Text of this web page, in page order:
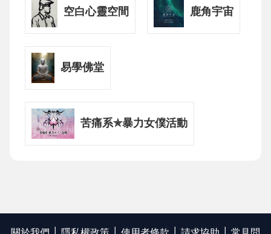
空白心靈空間 鹿角宇宙
易學佛堂
苦痛系✯暴力女僕活動